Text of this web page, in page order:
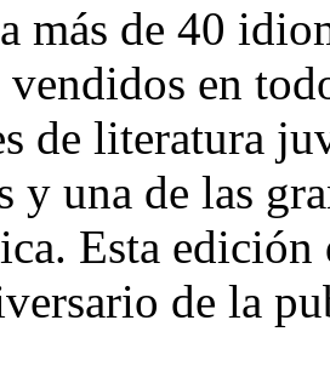
más de 40
vendidos en
de literatura
y una de las
Esta
de la